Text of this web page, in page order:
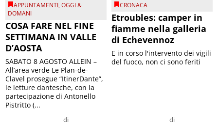
APPUNTAMENTI,OGGI &
DOMANI
COSA FARE NEL FINE
SETTIMANA IN VALLE
D’AOSTA
di
SABATO 8 AGOSTO ALLEIN –
All’area verde Le Plan-de-
Clavel prosegue “ItinerDante”,
le letture dantesche, con la
partecipazione di Antonello
Pistritto (...
CRONACA
Etroubles: camper in
fiamme nella galleria
di Echevennoz
di
E in corso l'intervento dei vigili
del fuoco, non ci sono feriti